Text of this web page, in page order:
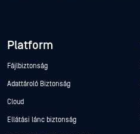
Platform
Fájlbiztonság
Adattároló Biztonság
Cloud
Ellátási lánc biztonság